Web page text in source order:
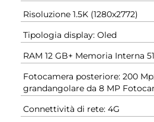
Risoluzione 1.5K (1280x2772)
Tipologia display: Oled
RAM 12 GB+ Memoria Interna
Fotocamera posteriore: 200
grandangolare da 8 MP
Connettività di rete: 4G